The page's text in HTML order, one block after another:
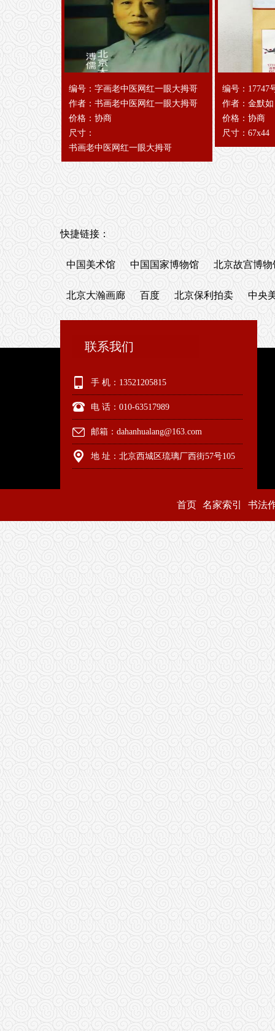
编号：字画老中医网红一眼大拇哥
作者：书画老中医网红一眼大拇哥
价格：协商
尺寸：
书画老中医网红一眼大拇哥
编号：17747
作者：金默如
价格：协商
尺寸：67x44
快捷链接：
中国美术馆 中国国家博物馆 北京故宫博物
北京大瀚画廊 百度 北京保利拍卖 中央
联系我们
手 机：13521205815
电 话：010-63517989
邮箱：dahanhualang@163.com
地 址：北京西城区琉璃厂西街57号105
首页 名家索引 书法